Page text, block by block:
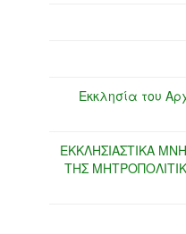
Εκκλησία του
ΕΚΚΛΗΣΙΑΣΤΙΚΑ
ΤΗΣ